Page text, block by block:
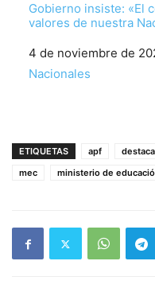
Gobierno insiste: «El
valores de nuestra
Fecha
4 de noviembre de
Respecto a
Nacionales
ETIQUETAS apf
mec
ministerio de